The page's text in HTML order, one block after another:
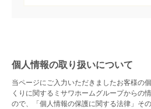
個人情報の取り扱いについて
当ページにご入力いただきましたお客様の
くりに関するミサワホームグループからの
ので、「個人情報の保護に関する法律」そ